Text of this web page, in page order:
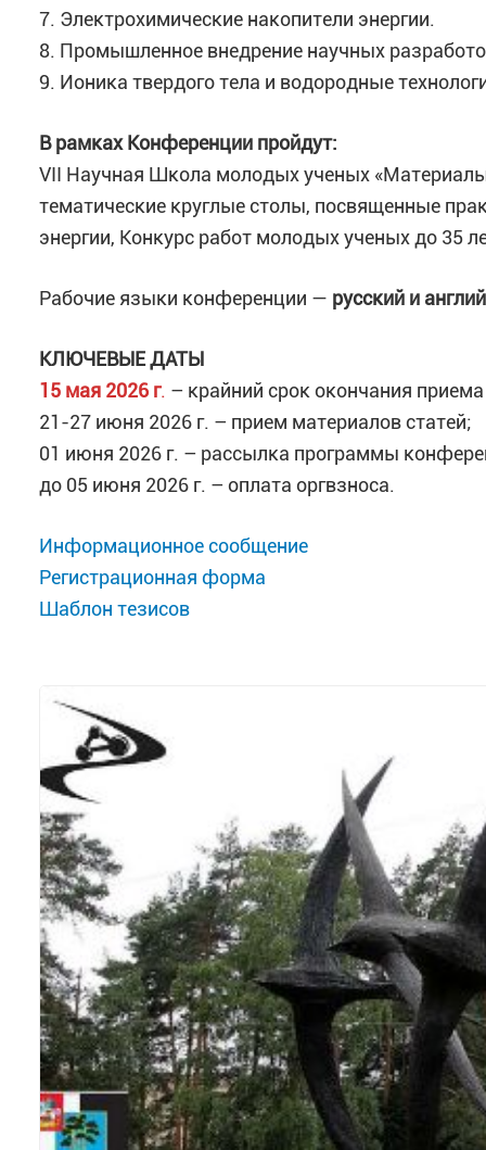
7. Электрохимические накопители энергии.
8. Промышленное внедрение научных
9. Ионика твердого тела и водородные
В рамках Конференции пройдут:
VII Научная Школа молодых ученых
тематические круглые столы, посвященные
энергии, Конкурс работ молодых ученых до 35
Рабочие языки конференции — русский и
КЛЮЧЕВЫЕ ДАТЫ
15 мая 2026 г. – крайний срок окончания
21-27 июня 2026 г. – прием материалов статей;
01 июня 2026 г. – рассылка программы
до 05 июня 2026 г. – оплата оргвзноса.
Информационное сообщение
Регистрационная форма
Шаблон тезисов